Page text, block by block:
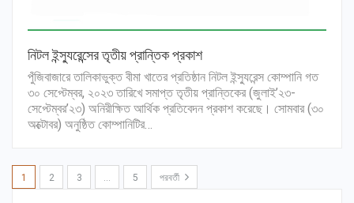
নিটল ইন্স্যুরেন্সের তৃতীয় প্রান্তিক প্রকাশ
পুঁজিবাজারে তালিকাভুক্ত বীমা খাতের প্রতিষ্ঠান নিটল ইন্স্যুরেন্স কোম্পানি গত
৩০ সেপ্টেম্বর, ২০২৩ তারিখে সমাপ্ত তৃতীয় প্রান্তিকের (জুলাই’২৩-
সেপ্টেম্বর’২৩) অনিরীক্ষিত আর্থিক প্রতিবেদন প্রকাশ করেছে। সোমবার (৩০
অক্টোবর) অনুষ্ঠিত কোম্পানিটির…
1 2 3 … 5 পরবর্তী